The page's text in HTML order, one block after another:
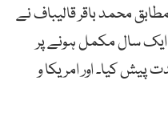
محمد باقر قالیباف نے
جنگ کے ایک سال مکمل ہونے پر
پیش کیا۔ اور امریکا و